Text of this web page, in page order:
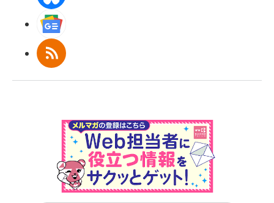
RSS